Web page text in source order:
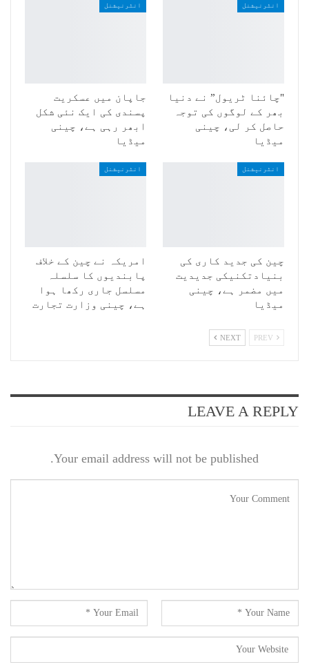
انٹرنیشنل
"چائنا ٹریول” نے دنیا
بھر کے لوگوں کی توجہ
حاصل کر لی، چینی
میڈیا
انٹرنیشنل
جاپان میں عسکریت
پسندی کی ایک نئی شکل
ابھر رہی ہے، چینی
میڈیا
انٹرنیشنل
چین کی جدید کاری کی
بنیادتکنیکی جدیدیت
میں مضمر ہے، چینی
میڈیا
انٹرنیشنل
امریکہ نے چین کے خلاف
پابندیوں کا سلسلہ
مسلسل جاری رکھا ہوا
ہے، چینی وزارت تجارت
NEXT
LEAVE A REPLY
Your email address will not be published.